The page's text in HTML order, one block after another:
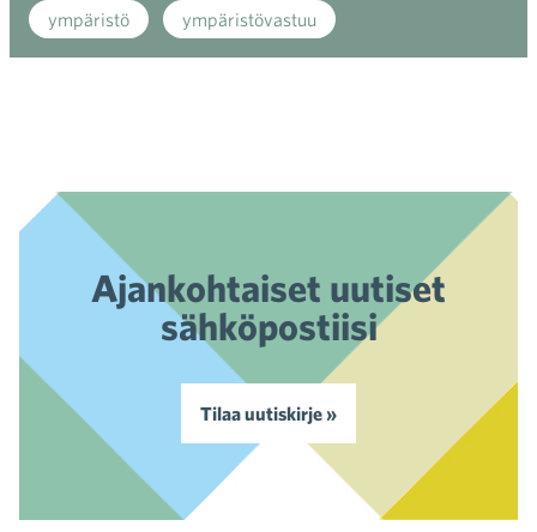
ympäristö ympäristövastuu
Ajankohtaiset uutiset
sähköpostiisi
Tilaa uutiskirje »